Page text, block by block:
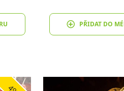
PŘIDAT DO